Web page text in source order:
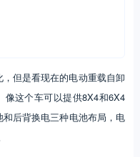
但是看现在的电动重载自卸
这个车可以提供8X4和6X4
后背换电三种电池布局，电